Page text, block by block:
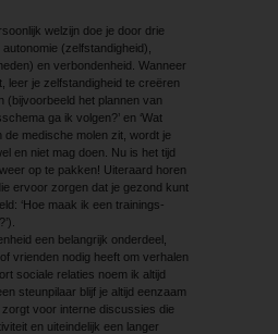
welzijn doe je door drie
(zelfstandigheid),
en verbondenheid. Wanneer
leer je zelfstandigheid te creëren
(bijvoorbeeld het plannen van
ga ik volgen?’ en ‘Wat
de medische molen zit, wordt je
en niet mag doen. Nu is het tijd
op te pakken! Uiteraard horen
ervoor zorgen dat je gezond kunt
‘Hoe maak ik een trainings-
een belangrijk onderdeel,
vrienden nodig heeft om verhalen
sociale relaties noem ik altijd
steunpilaar blijf je altijd eenzaam
zorgt voor interne discussies die
en uiteindelijk een langer